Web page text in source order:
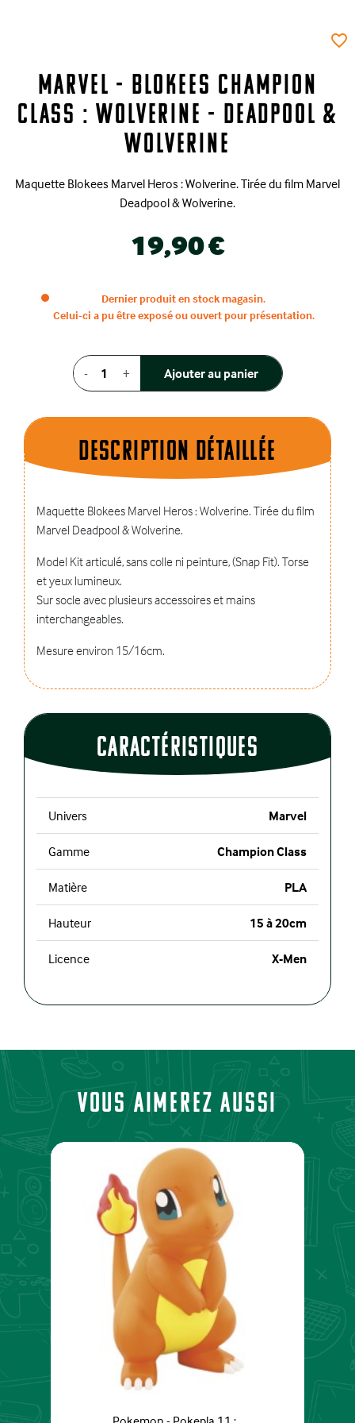
Marvel - Blokees Champion
Class : Wolverine - Deadpool &
Wolverine
Maquette Blokees Marvel Heros : Wolverine. Tirée du film Marvel
Deadpool & Wolverine.
19,90 €
Dernier produit en stock magasin.
Celui-ci a pu être exposé ou ouvert pour présentation.
- + Ajouter au panier
favorite_border
Description dÉtaillÉe
Maquette Blokees Marvel Heros : Wolverine. Tirée du film
Marvel Deadpool & Wolverine.
Model Kit articulé, sans colle ni peinture, (Snap Fit). Torse
et yeux lumineux.
Sur socle avec plusieurs accessoires et mains
interchangeables.
Mesure environ 15/16cm.
CaractÉristiques
Univers Marvel
Gamme Champion Class
Matière PLA
Hauteur 15 à 20cm
Licence X-Men
Vous aimerez aussi